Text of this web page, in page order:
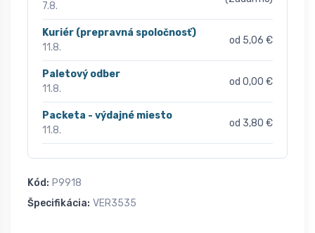
7.8.
Kuriér (prepravná spoločnosť)
11.8.
od 5,06 €
Paletový odber
11.8.
od 0,00 €
Packeta - výdajné miesto
11.8.
od 3,80 €
Kód: P9918
Špecifikácia: VER3535